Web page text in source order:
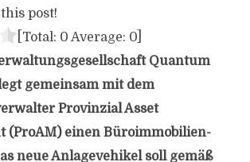
post!
[Total: 0 Average: 0]
Quantum
gemeinsam mit dem
Provinzial Asset
(ProAM) einen Büroimmobilien-
neue Anlagevehikel soll gemäß